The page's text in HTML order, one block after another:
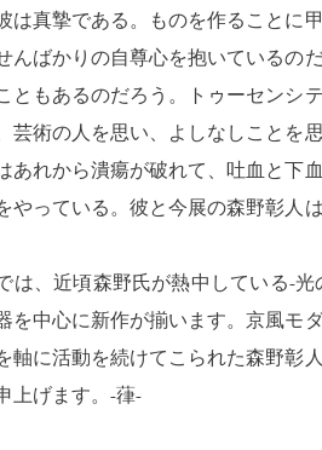
は真摯である。ものを作ることに
んばかりの自尊心を抱いているの
ともあるのだろう。トゥーセンシ
芸術の人を思い、よしなしことを
あれから潰瘍が破れて、吐血と下
やっている。彼と今展の森野彰人
は、近頃森野氏が熱中している-光
を中心に新作が揃います。京風モ
軸に活動を続けてこられた森野彰
上げます。-葎-